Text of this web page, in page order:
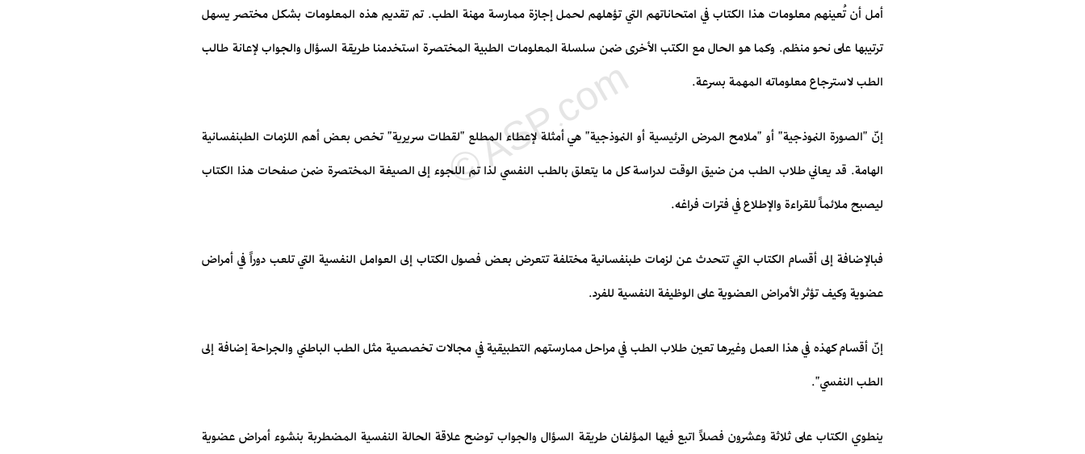
أمل أن تُعينهم معلومات هذا الكتاب في امتحاناتهم التي تؤهلهم لحمل إجازة ممارسة مهنة الطب. تم تقديم هذه المعلومات بشكل مختصر يسهل
ترتيبها على نحو منظم. وكما هو الحال مع الكتب الأخرى ضمن سلسلة المعلومات الطبية المختصرة استخدمنا طريقة السؤال والجواب لإعانة طالب
الطب لاسترجاع معلوماته المهمة بسرعة.
إنّ "الصورة النموذجية" أو "ملامح المرض الرئيسية أو النموذجية" هي أمثلة لإعطاء المطلع "لقطات سريرية" تخص بعض أهم اللزمات الطبنفسانية
الهامة. قد يعاني طلاب الطب من ضيق الوقت لدراسة كل ما يتعلق بالطب النفسي لذا تم اللجوء إلى الصيغة المختصرة ضمن صفحات هذا الكتاب
ليصبح ملائماً للقراءة والإطلاع في فترات فراغه.
فبالإضافة إلى أقسام الكتاب التي تتحدث عن لزمات طبنفسانية مختلفة تتعرض بعض فصول الكتاب إلى العوامل النفسية التي تلعب دوراً في أمراض
عضوية وكيف تؤثر الأمراض العضوية على الوظيفة النفسية للفرد.
إنّ أقسام كهذه في هذا العمل وغيرها تعين طلاب الطب في مراحل ممارستهم التطبيقية في مجالات تخصصية مثل الطب الباطني والجراحة إضافة إلى
الطب النفسي".
ينطوي الكتاب على ثلاثة وعشرون فصلاً اتبع فيها المؤلفان طريقة السؤال والجواب توضح علاقة الحالة النفسية المضطربة بنشوء أمراض عضوية